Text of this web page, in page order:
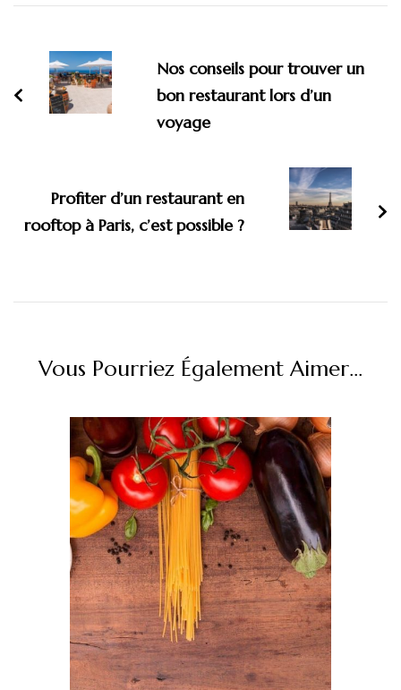
d'article
Nos conseils pour trouver un
bon restaurant lors d’un
voyage
Profiter d’un restaurant en
rooftop à Paris, c’est possible ?
Vous Pourriez Également Aimer...